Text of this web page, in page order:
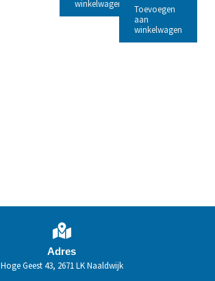
winkelwagen
Toevoegen
aan
winkelwagen
Adres
Hoge Geest 43, 2671 LK Naaldwijk